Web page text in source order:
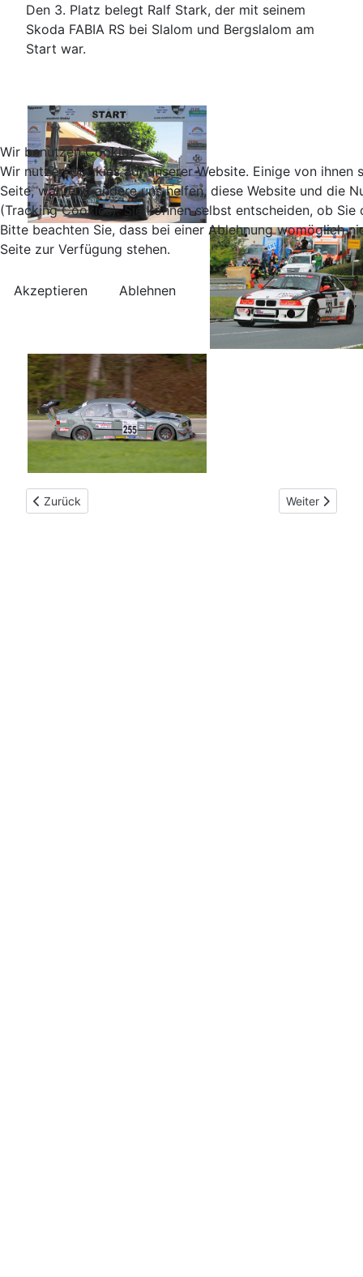
Den 3. Platz belegt Ralf Stark, der mit seinem
Skoda FABIA RS bei Slalom und Bergslalom am
Start war.
Vorheriger Beitrag: 2024
Zurück Nächster
Weiter
Wir benutzen Cookies
Wir nutzen Cookies auf unserer Website. Einige von ihnen
Seite, während andere uns helfen, diese Website und die
(Tracking Cookies). Sie können selbst entscheiden, ob
Bitte beachten Sie, dass bei einer Ablehnung womöglich
Seite zur Verfügung stehen.
Akzeptieren Ablehnen